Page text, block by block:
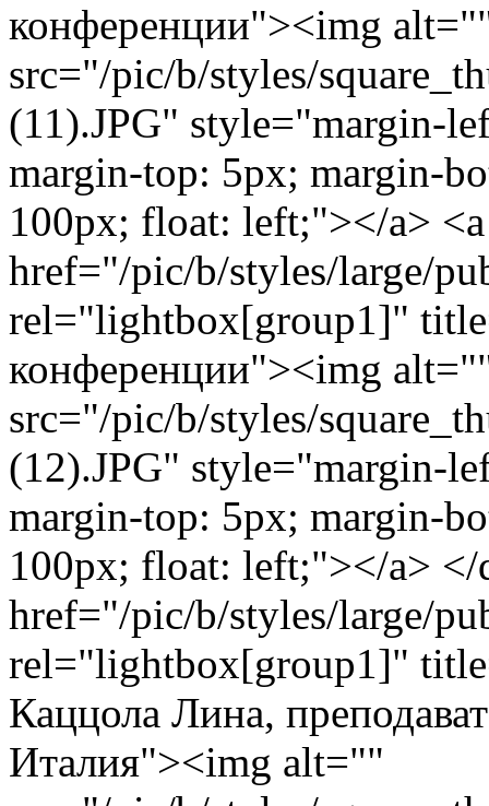
конференции"><img
src="/pic/b/styles/
(11).JPG" style="margin-
margin-top: 5px; margin-
100px; float: left;"></a> <a
href="/pic/b/styles/large/
rel="lightbox[group1]"
конференции"><img
src="/pic/b/styles/
(12).JPG" style="margin-
margin-top: 5px; margin-
100px; float: left;"></a>
href="/pic/b/styles/large/
rel="lightbox[group1]"
Каццола Лина,
Италия"><img alt=""